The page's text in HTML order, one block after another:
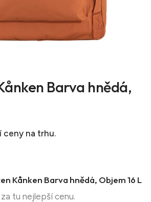
Barva hnědá,
ceny na trhu.
Kånken Barva hnědá, Objem 16 L
tu nejlepší cenu.